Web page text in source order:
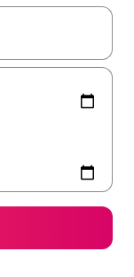
flèches vers le